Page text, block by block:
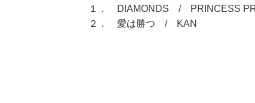
１． DIAMONDS / PRINCESS
２． 愛は勝つ / KAN